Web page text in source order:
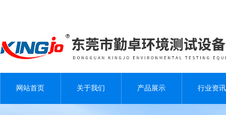
网站首页 关于我们 产品展示 行业资讯